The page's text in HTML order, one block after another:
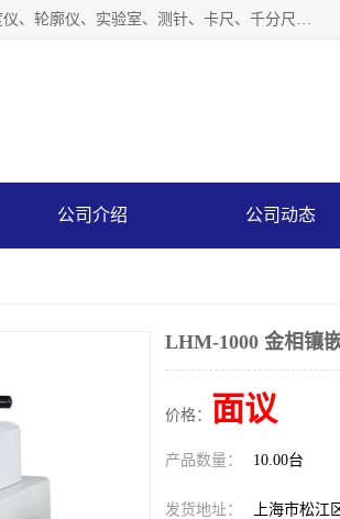
上海槿程胜宇智能科技有限公司主营产品：三坐标测量机、测高仪、影像仪、粗糙度仪、轮廓仪、实验室、测针、卡尺、千分尺、硬度计、三坐标夹具、量规、螺纹规、大理石平台、杠杆表。
公司介绍 公司动态
LHM-1000 金相镶
价格： 面议
产品数量： 10.00台
发货地址： 上海市松